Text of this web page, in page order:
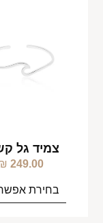
צמיד גל
249.00
בחירת